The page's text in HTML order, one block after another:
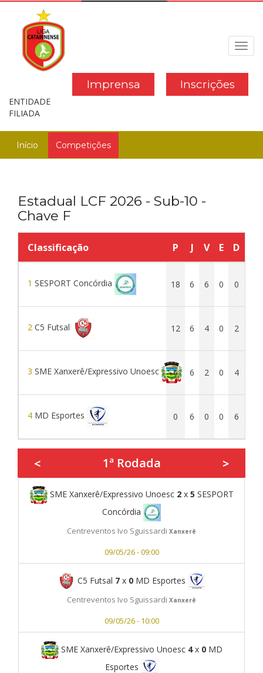
Inscrições
Imprensa
ENTIDADE
FILIADA
Início Competições
Estadual LCF 2026 - Sub-10 -
Chave F
Classificação P J V E D
1 SESPORT Concórdia 18 6 6 0 0
2 C5 Futsal 12 6 4 0 2
3 SME Xanxerê/Expressivo Unoesc 6 6 2 0 4
4 MD Esportes 0 6 0 0 6
< 1ª Rodada >
SME Xanxerê/Expressivo Unoesc 2x 5 SESPORT
Concórdia
Centreventos Ivo Sguissardi Xanxerê
09/05/26 - 09:00
C5 Futsal 7 x 0 MD Esportes
Centreventos Ivo Sguissardi Xanxerê
09/05/26 - 10:00
SME Xanxerê/Expressivo Unoesc 4x 0MD
Esportes